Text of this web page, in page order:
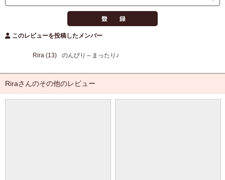
このレビューを投稿したメンバー
Rira (13) のんびり～まったり♪
Riraさんのその他のレビュー